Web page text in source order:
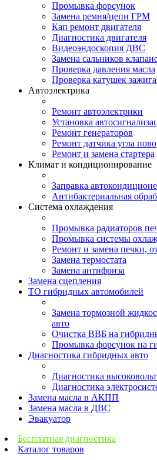
Промывка форсунок
Замена ремня/цепи ГРМ
Кап ремонт двигателя
Диагностика двигателя
Видеоэндоскопия ДВС
Замена сальников
Проверка давления масла
Проверка катушек
Автоэлектрика
Ремонт автоэлектрики
Установка
Ремонт генераторов
Ремонт датчика угла
Ремонт и замена стартера
Климат и кондиционирование
Заправка
Антибактериальная
Система охлаждения
Промывка радиаторов
Промывка системы
Ремонт и замена печки,
Замена термостата
Замена антифриза
Замена сцепления
ТО гибридных автомобилей
Замена тормозной
авто
Очистка ВВБ на
Промывка форсунок на
Диагностика гибридных авто
Диагностика
Диагностика
Замена масла в АКПП
Замена масла в ДВС
Эвакуатор
Бесплатная диагностика
Каталог товаров